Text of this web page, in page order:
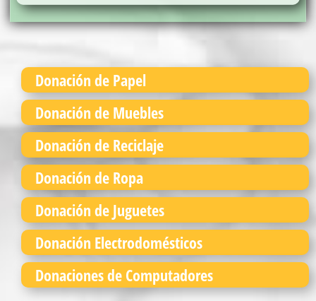
Donación de Papel
Donación de Muebles
Donación de Reciclaje
Donación de Ropa
Donación de Juguetes
Donación Electrodomésticos
Donaciones de Computadores